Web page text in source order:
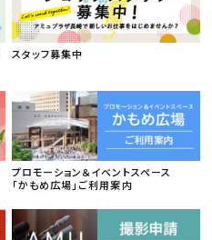
スタッフ募集中
プロモーション＆イベントスペース
「かもめ広場」ご利用案内